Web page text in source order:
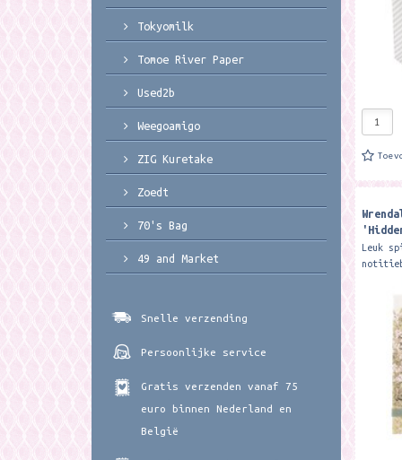
Leuk
kant
cm x
Tokyomilk
Tomoe River Paper
Used2b
Weegoamigo
ZIG Kuretake
Zoedt
70's Bag
49 and Market
Snelle verzending
Persoonlijke service
Gratis verzenden vanaf 75
euro binnen Nederland en
België